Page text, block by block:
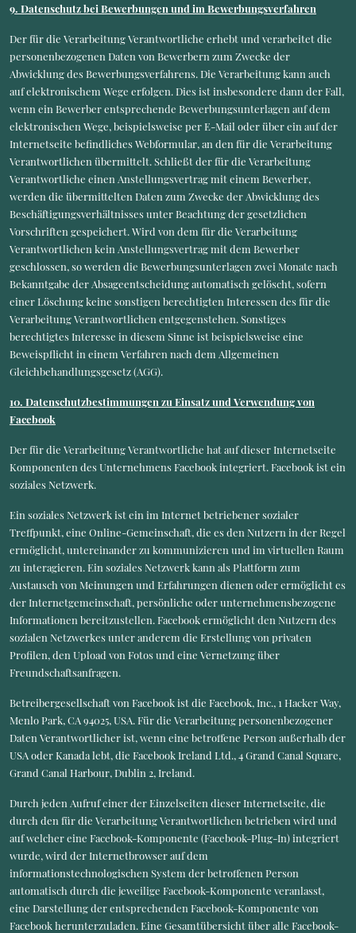
9. Datenschutz bei Bewerbungen und im Bewerbungsverfahren
Der für die Verarbeitung Verantwortliche erhebt und verarbeitet die
personenbezogenen Daten von Bewerbern zum Zwecke der
Abwicklung des Bewerbungsverfahrens. Die Verarbeitung kann auch
auf elektronischem Wege erfolgen. Dies ist insbesondere dann der Fall,
wenn ein Bewerber entsprechende Bewerbungsunterlagen auf dem
elektronischen Wege, beispielsweise per E-Mail oder über ein auf der
Internetseite befindliches Webformular, an den für die Verarbeitung
Verantwortlichen übermittelt. Schließt der für die Verarbeitung
Verantwortliche einen Anstellungsvertrag mit einem Bewerber,
werden die übermittelten Daten zum Zwecke der Abwicklung des
Beschäftigungsverhältnisses unter Beachtung der gesetzlichen
Vorschriften gespeichert. Wird von dem für die Verarbeitung
Verantwortlichen kein Anstellungsvertrag mit dem Bewerber
geschlossen, so werden die Bewerbungsunterlagen zwei Monate nach
Bekanntgabe der Absageentscheidung automatisch gelöscht, sofern
einer Löschung keine sonstigen berechtigten Interessen des für die
Verarbeitung Verantwortlichen entgegenstehen. Sonstiges
berechtigtes Interesse in diesem Sinne ist beispielsweise eine
Beweispflicht in einem Verfahren nach dem Allgemeinen
Gleichbehandlungsgesetz (AGG).
10. Datenschutzbestimmungen zu Einsatz und Verwendung von
Facebook
Der für die Verarbeitung Verantwortliche hat auf dieser Internetseite
Komponenten des Unternehmens Facebook integriert. Facebook ist ein
soziales Netzwerk.
Ein soziales Netzwerk ist ein im Internet betriebener sozialer
Treffpunkt, eine Online-Gemeinschaft, die es den Nutzern in der Regel
ermöglicht, untereinander zu kommunizieren und im virtuellen Raum
zu interagieren. Ein soziales Netzwerk kann als Plattform zum
Austausch von Meinungen und Erfahrungen dienen oder ermöglicht es
der Internetgemeinschaft, persönliche oder unternehmensbezogene
Informationen bereitzustellen. Facebook ermöglicht den Nutzern des
sozialen Netzwerkes unter anderem die Erstellung von privaten
Profilen, den Upload von Fotos und eine Vernetzung über
Freundschaftsanfragen.
Betreibergesellschaft von Facebook ist die Facebook, Inc., 1 Hacker Way,
Menlo Park, CA 94025, USA. Für die Verarbeitung personenbezogener
Daten Verantwortlicher ist, wenn eine betroffene Person außerhalb der
USA oder Kanada lebt, die Facebook Ireland Ltd., 4 Grand Canal Square,
Grand Canal Harbour, Dublin 2, Ireland.
Durch jeden Aufruf einer der Einzelseiten dieser Internetseite, die
durch den für die Verarbeitung Verantwortlichen betrieben wird und
auf welcher eine Facebook-Komponente (Facebook-Plug-In) integriert
wurde, wird der Internetbrowser auf dem
informationstechnologischen System der betroffenen Person
automatisch durch die jeweilige Facebook-Komponente veranlasst,
eine Darstellung der entsprechenden Facebook-Komponente von
Facebook herunterzuladen. Eine Gesamtübersicht über alle Facebook-